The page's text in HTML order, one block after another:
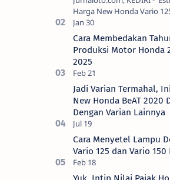
Harga New Honda Vario
OTR Kediri Raya (Update
2024) Brosis sekalian, PT
Motor (AH…
Cara Membedakan
Produksi Motor Honda
2025
Jadi Varian Termahal,
New Honda BeAT 2020
Dengan Varian Lainnya
Cara Menyetel Lampu
Vario 125 dan Vario 150